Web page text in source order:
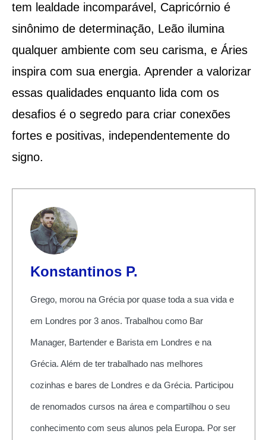
tem lealdade incomparável, Capricórnio é
sinônimo de determinação, Leão ilumina
qualquer ambiente com seu carisma, e Áries
inspira com sua energia. Aprender a valorizar
essas qualidades enquanto lida com os
desafios é o segredo para criar conexões
fortes e positivas, independentemente do
signo.
Konstantinos P.
Grego, morou na Grécia por quase toda a sua vida e
em Londres por 3 anos. Trabalhou como Bar
Manager, Bartender e Barista em Londres e na
Grécia. Além de ter trabalhado nas melhores
cozinhas e bares de Londres e da Grécia. Participou
de renomados cursos na área e compartilhou o seu
conhecimento com seus alunos pela Europa. Por ser